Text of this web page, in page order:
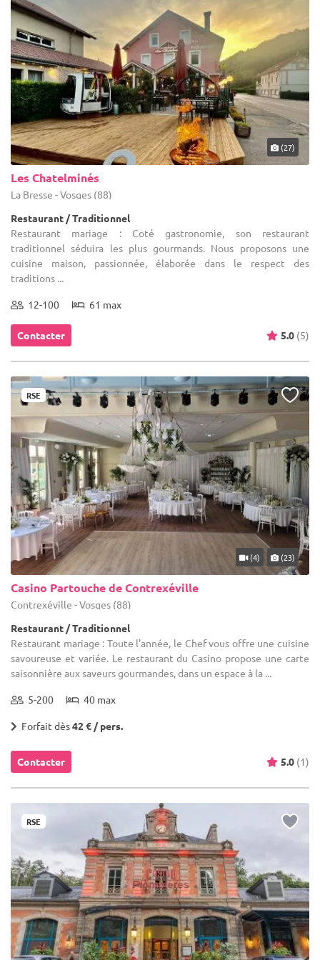
satisfaire toutes les exigences.
concernant un restaurant mariage en Lorraine, faites tout
simplement votre choix ! Afin que vous puissiez vous décider
rapidement, nos partenaires sauront se montrer réactifs et à
l'écoute. Il est certain que vos convives se souviendront très
longtemps de cet événement, organisé par vos soins grâce à
1001Salles !
(27)
Les Chatelminés
La Bresse - Vosges (88)
Restaurant / Traditionnel
Restaurant mariage : Coté gastronomie, son restaurant
traditionnel séduira les plus gourmands. Nous proposons une
cuisine maison, passionnée, élaborée dans le respect des
traditions ...
12-100 61 max
Contacter 5.0 (5)
RSE
(4) (23)
Casino Partouche de Contrexéville
Contrexéville - Vosges (88)
Restaurant / Traditionnel
Restaurant mariage : Toute l'année, le Chef vous offre une cuisine
savoureuse et variée. Le restaurant du Casino propose une carte
saisonnière aux saveurs gourmandes, dans un espace à la ...
5-200 40 max
Forfait dès42 € / pers.
Contacter 5.0 (1)
RSE